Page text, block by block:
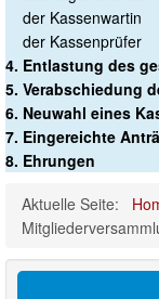
der Kassenwartin
der Kassenprüfer
4. Entlastung des
5. Verabschiedung
6. Neuwahl eines
7. Eingereichte
8. Ehrungen
Aktuelle Seite: